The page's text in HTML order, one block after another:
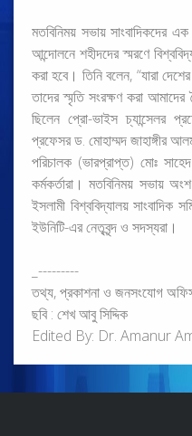
মতবিনিময় সভায় সাংবাদিকদের
আন্দোলনে শহীদদের স্মরণে
করা হবে। তিনি বলেন, “যারা
তাদের স্মৃতি সংরক্ষণ করা
ছিলেন প্রো-ভাইস চ্যান্সেলর
প্রফেসর ড. মোহাম্মদ জাহাঙ্গীর
পরিচালক (ভারপ্রাপ্ত) মোঃ
কর্মকর্তারা। মতবিনিময় সভায়
ইসলামী বিশ্ববিদ্যালয় সাংবাদিক
ইউনিটি-এর নেতৃবৃন্দ ও সদস্যরা।
_---------
তথ্য, প্রকাশনা ও জনসংযোগ
ছবি : শেখ আবু সিদ্দিক
Edited By: Dr. Amanur